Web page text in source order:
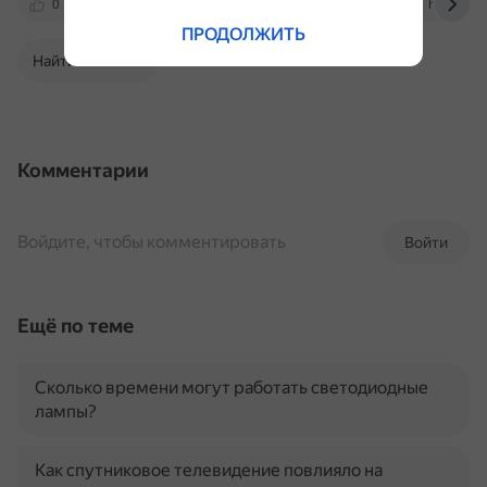
0
Найти в Поиске
Комментарии
Войти
Войдите, чтобы комментировать
Ещё по теме
Сколько времени могут работать светодиодные
лампы?
Как спутниковое телевидение повлияло на
ПРОДОЛЖИТЬ